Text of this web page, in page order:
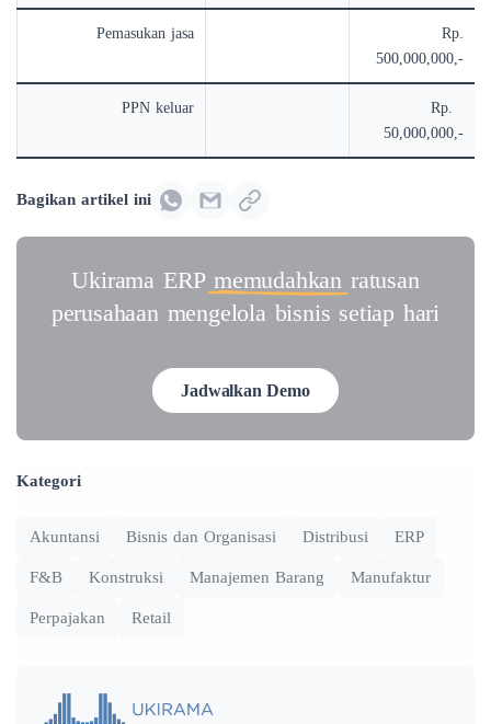
Pemasukan jasa
Rp.
500,000,000,-
PPN keluar
Rp.
50,000,000,-
Bagikan artikel ini
Ukirama ERP memudahkan ratusan
perusahaan mengelola bisnis setiap hari
Jadwalkan Demo
Kategori
Akuntansi Bisnis dan Organisasi Distribusi ERP
F&B Konstruksi Manajemen Barang Manufaktur
Perpajakan Retail